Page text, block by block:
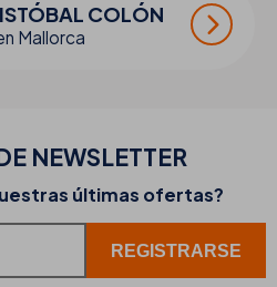
COLÓN
Mallorca
NEWSLETTER
últimas ofertas?